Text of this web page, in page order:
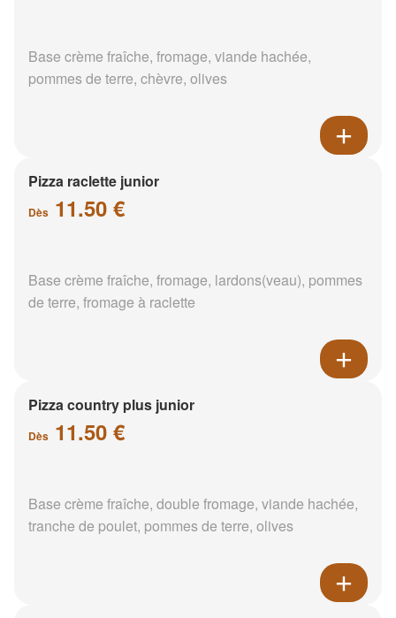
Base crème fraîche, fromage, viande hachée,
pommes de terre, chèvre, olives
Pizza raclette junior
Dès 11.50 €
Base crème fraîche, fromage, lardons(veau), pommes
de terre, fromage à raclette
Pizza country plus junior
Dès 11.50 €
Base crème fraîche, double fromage, viande hachée,
tranche de poulet, pommes de terre, olives